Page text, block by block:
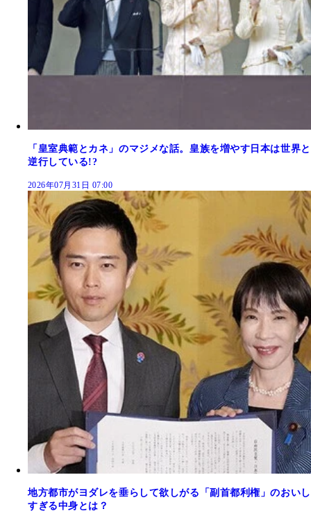
「皇室典範とカネ」のマジメな話。皇族を増やす日本は世界と
逆行している!?
2026年07月31日 07:00
地方都市がヨダレを垂らして欲しがる「副首都利権」のおいし
すぎる中身とは？